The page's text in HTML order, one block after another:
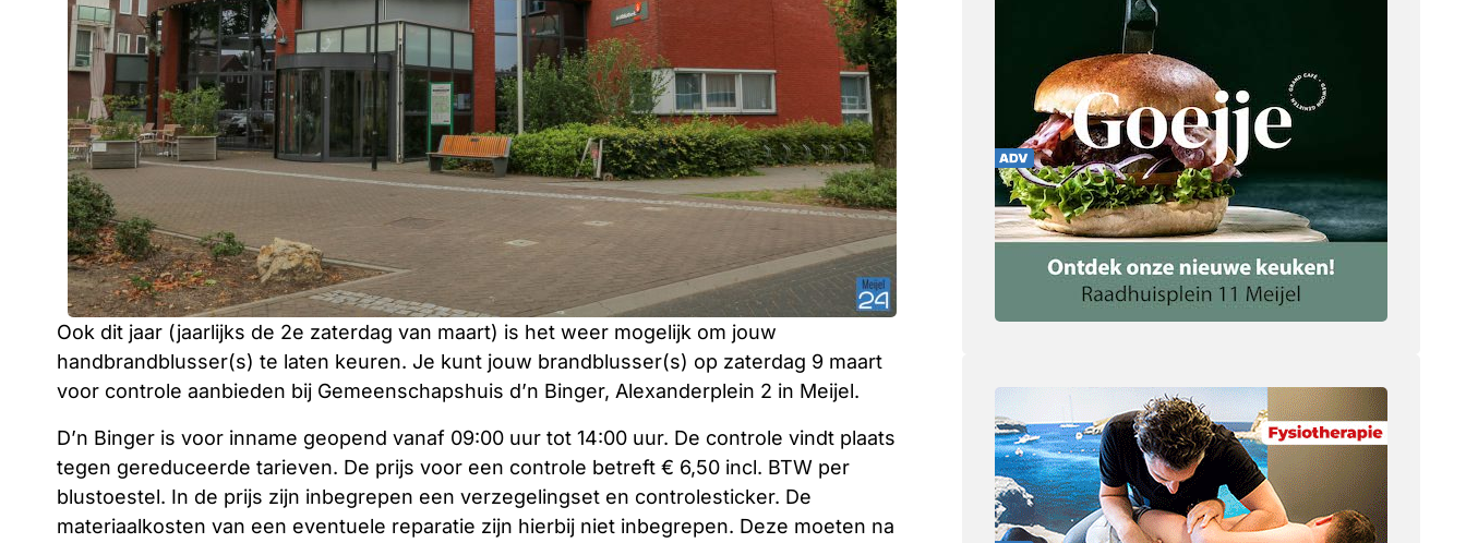
Ook dit jaar (jaarlijks de 2e zaterdag van maart) is het weer mogelijk om jouw
handbrandblusser(s) te laten keuren. Je kunt jouw brandblusser(s) op zaterdag 9 maart
voor controle aanbieden bij Gemeenschapshuis d’n Binger, Alexanderplein 2 in Meijel.
D’n Binger is voor inname geopend vanaf 09:00 uur tot 14:00 uur. De controle vindt plaats
tegen gereduceerde tarieven. De prijs voor een controle betreft € 6,50 incl. BTW per
blustoestel. In de prijs zijn inbegrepen een verzegelingset en controlesticker. De
materiaalkosten van een eventuele reparatie zijn hierbij niet inbegrepen. Deze moeten na